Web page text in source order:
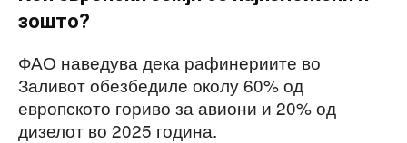
зошто?
ФАО наведува дека рафинериите во
Заливот обезбедиле околу 60% од
европското гориво за авиони и 20% од
дизелот во 2025 година.